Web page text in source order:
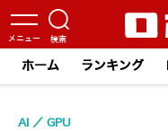
ホーム ランキング
AI GPU